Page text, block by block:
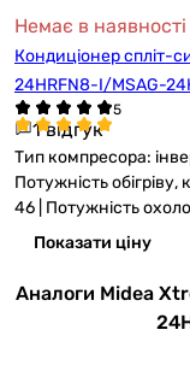
Немає в наявності
Кондиціонер спліт-
24HRFN8-I/MSAG-
1 відгук
Тип компресора:
Потужність
46 | Потужність
Показати ціну
Аналоги Midea